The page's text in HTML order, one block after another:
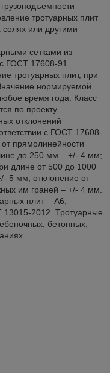
тротуарных плит
или другими
сетками из
ГОСТ 17608-91.
тротуарных плит, при
нормируемой
время года. Класс
по проекту
отклонений
с ГОСТ 17608-
прямолинейности
до 250 мм – +/- 4 мм;
длине от 500 до 1000
5 мм; отклонение от
им граней – +/- 4 мм.
плит – А6,
2012. Тротуарные
бетонных,